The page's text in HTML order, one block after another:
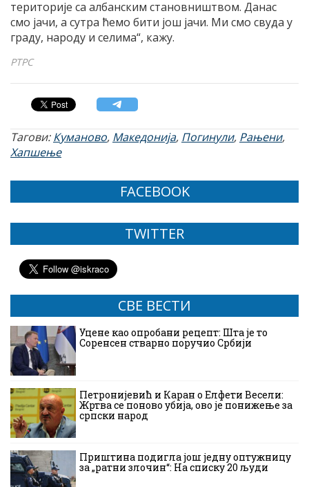
територије са албанским становништвом. Данас
смо јачи, а сутра ћемо бити још јачи. Ми смо свуда у
граду, народу и селима“, кажу.
РТРС
Тагови:Куманово, Македонија, Погинули, Рањени,
Хапшење
FACEBOOK
TWITTER
СВЕ ВЕСТИ
Уцене као опробани рецепт: Шта је то
Соренсен стварно поручио Србији
Петронијевић и Каран о Елфети Весели:
Жртва се поново убија, ово је понижење за
српски народ
Приштина подигла још једну оптужницу
за „ратни злочин“: На списку 20 људи